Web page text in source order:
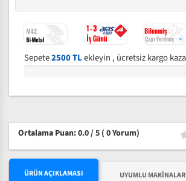
Sepete2500 TLekleyin , ücretsiz kargo
Ortalama Puan: 0.0 / 5 ( 0 Yorum)
ÜRÜN AÇIKLAMASI UYUMLU MAKINALAR